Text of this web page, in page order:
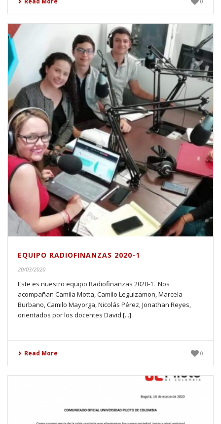
EQUIPO RADIOFINANZAS 2020-1
20/03/2020
Este es nuestro equipo Radiofinanzas 2020-1. Nos
acompañan Camila Motta, Camilo Leguizamon, Marcela
Burbano, Camilo Mayorga, Nicolás Pérez, Jonathan Reyes,
orientados por los docentes David [...]
Read More 0